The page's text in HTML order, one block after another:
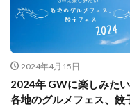
2024年4月15日
2024年 GWに楽しみたい
各地のグルメフェス、餃
謹製 羽根つき なにわの
5フリー
おうちde街中華コミュ
お取り寄せ
うどん
キャンプ